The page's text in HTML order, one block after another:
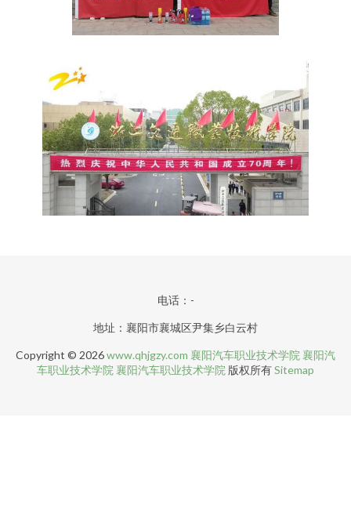
电话：-
地址：襄阳市襄城区尹集乡白云村
Copyright © 2026www.qhjgzy.com 襄阳汽车职业技术学院 襄阳汽
车职业技术学院 襄阳汽车职业技术学院 版权所有Sitemap